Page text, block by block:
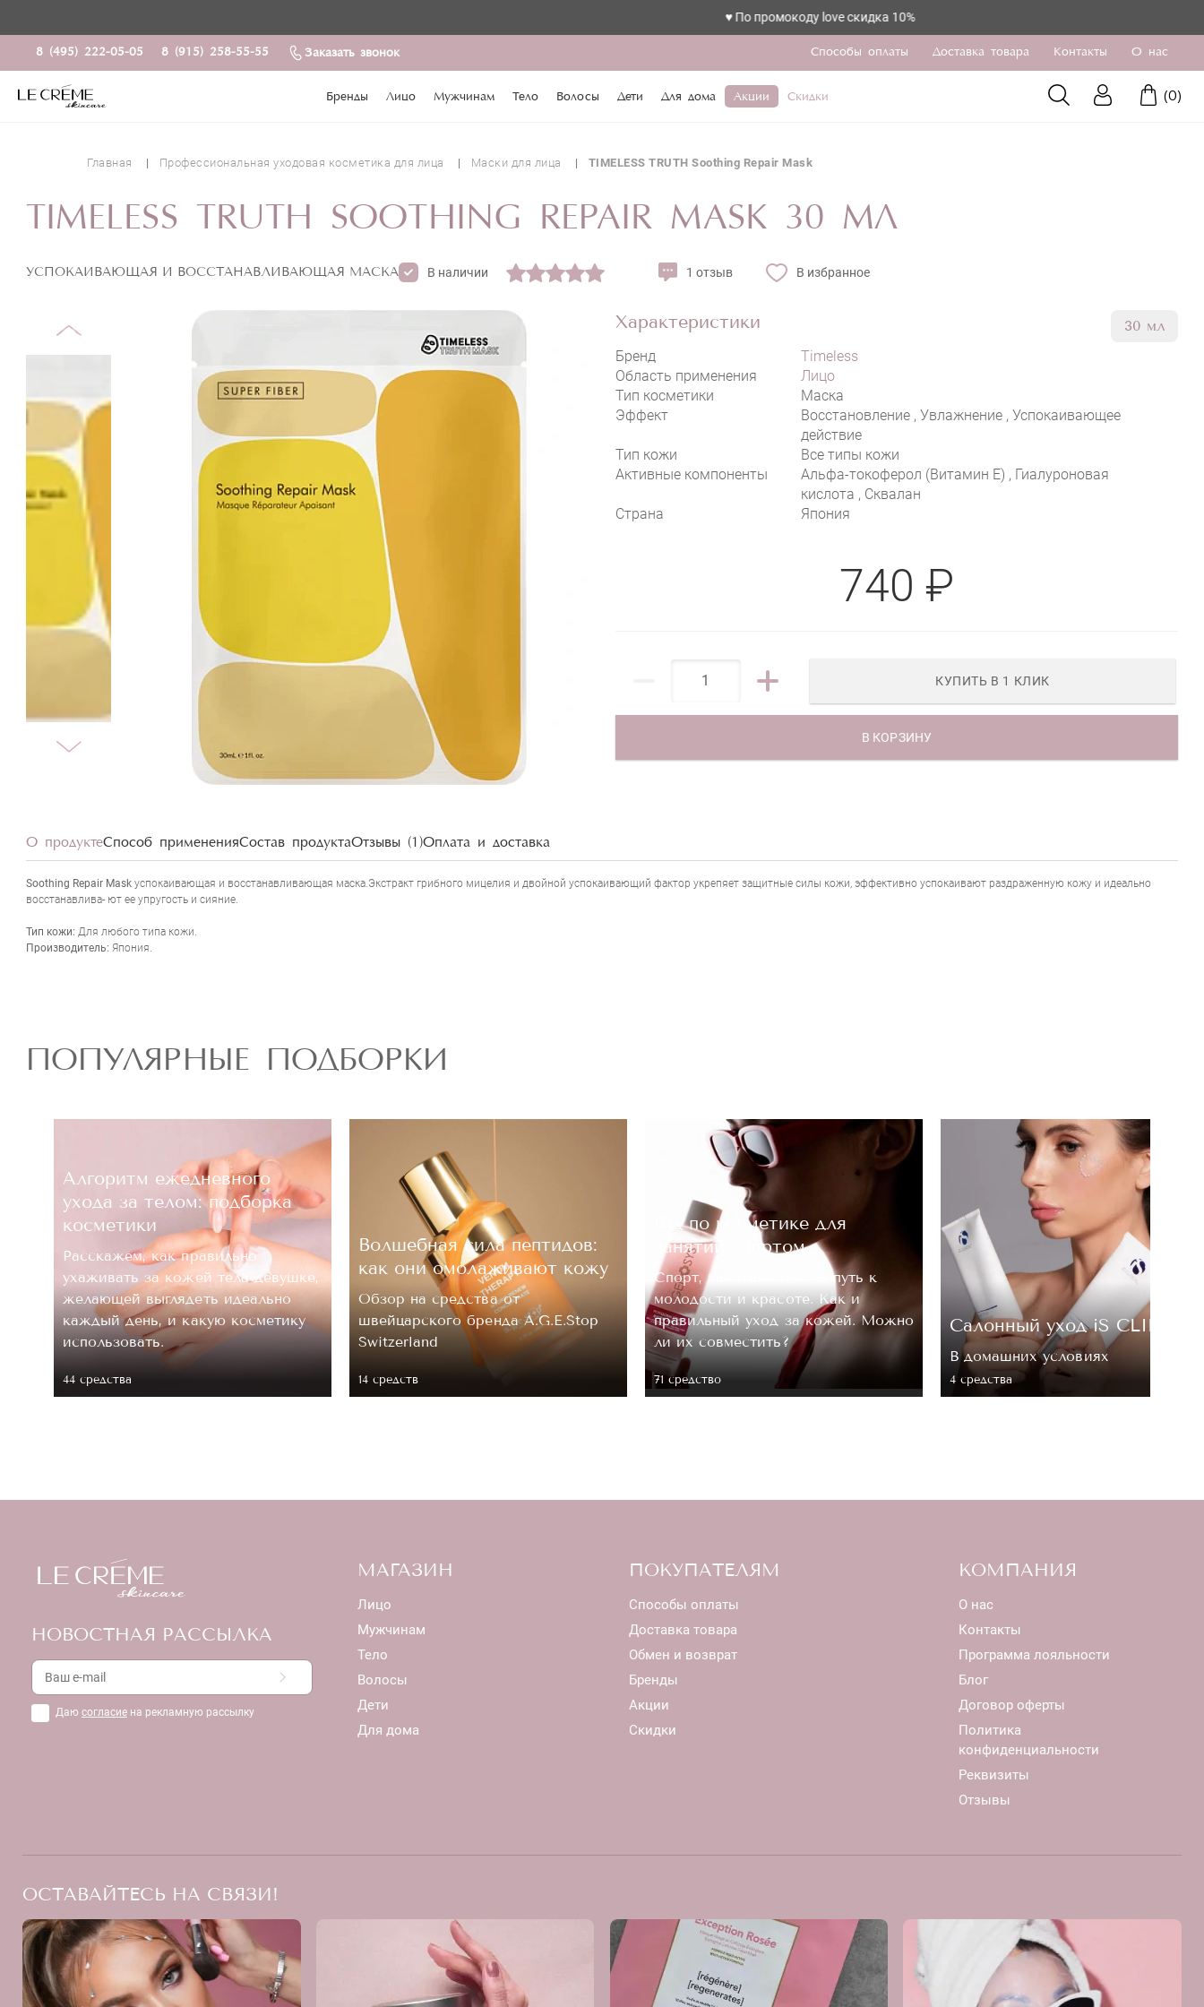
♥️ По промокоду love скидка 10%
8 (495) 222-05-05 8 (915) 258-55-55 Заказать звонок Способы оплаты Доставка товара Контакты О нас
Бренды Лицо Мужчинам Тело Волосы Дети Для дома Акции Скидки (0)
Главная Профессиональная уходовая косметика для лица Маски для лица TIMELESS TRUTH Soothing Repair Mask
TIMELESS TRUTH SOOTHING REPAIR MASK 30 МЛ
УСПОКАИВАЮЩАЯ И ВОССТАНАВЛИВАЮЩАЯ МАСКА В наличии 1 отзыв В избранное
TIMELESS TRUTH SOOTHING REPAIR MASK
Характеристики
30 мл
Бренд
Timeless
Область применения
Лицо
Тип косметики
Маска
Эффект
Восстановление , Увлажнение , Успокаивающее
действие
Тип кожи
Все типы кожи
Активные компоненты
Альфа-токоферол (Витамин E) , Гиалуроновая
кислота , Сквалан
Страна
Япония
740 ₽
В КОРЗИНУ
КУПИТЬ В 1 КЛИК
ОЦЕНКА
Отправить
О продуктеСпособ примененияСостав продуктаОтзывы (1)Оплата и доставка
Soothing Repair Mask успокаивающая и восстанавливающая маска.Экстракт грибного мицелия и двойной успокаивающий фактор укрепяет защитные силы кожи, эффективно успокаивают раздраженную кожу и идеально
восстанавлива- ют ее упругость и сияние.
Тип кожи: Для любого типа кожи.
Производитель: Япония.
ПОПУЛЯРНЫЕ ПОДБОРКИ
Алгоритм ежедневного
ухода за телом: подборка
косметики
Расскажем, как правильно
ухаживать за кожей тела девушке,
желающей выглядеть идеально
каждый день, и какую косметику
использовать.
44 средствa
Волшебная сила пептидов:
как они омолаживают кожу
Обзор на средства от
швейцарского бренда A.G.E.Stop
Switzerland
14 средств
Гид по косметике для
занятий спортом
Спорт, как известно, — путь к
молодости и красоте. Как и
правильный уход за кожей. Можно
ли их совместить?
71 средство
Cалонный уход iS
В домашних условиях
4 средствa
НОВОСТНАЯ РАССЫЛКА
Даю согласие на рекламную рассылку
МАГАЗИН
Лицо
Мужчинам
Тело
Волосы
Дети
Для дома
ПОКУПАТЕЛЯМ
Способы оплаты
Доставка товара
Обмен и возврат
Бренды
Акции
Скидки
КОМПАНИЯ
О нас
Контакты
Программа лояльности
Блог
Договор оферты
Политика
конфиденциальности
Реквизиты
Отзывы
ОСТАВАЙТЕСЬ НА СВЯЗИ!